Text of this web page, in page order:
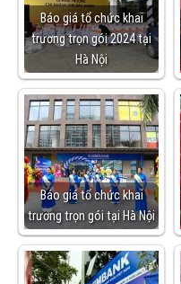
Báo giá tổ chức khai
trương trọn gói 2024 tại
Hà Nội
Báo giá tổ chức khai
trương trọn gói tại Hà Nội